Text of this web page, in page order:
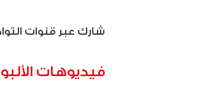
شارك عبر قنوات
فيديوهات